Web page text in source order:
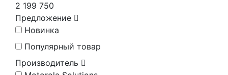
2 199 750
Предложение
Новинка
Популярный товар
Производитель